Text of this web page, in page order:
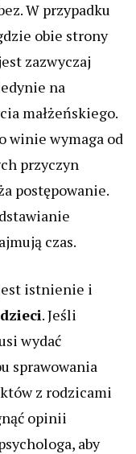
W przypadku
obie strony
zazwyczaj
na
małżeńskiego.
winie wymaga od
przyczyn
postępowanie.
czas.
istnienie i
. Jeśli
wydać
sprawowania
z rodzicami
opinii
aby